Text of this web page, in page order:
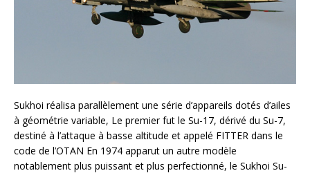
Sukhoi réalisa parallèlement une série d’appareils dotés d’ailes
à géométrie variable, Le premier fut le Su-17, dérivé du Su-7,
destiné à l’attaque à basse altitude et appelé FITTER dans le
code de l’OTAN En 1974 apparut un autre modèle
notablement plus puissant et plus perfectionné, le Sukhoi Su-